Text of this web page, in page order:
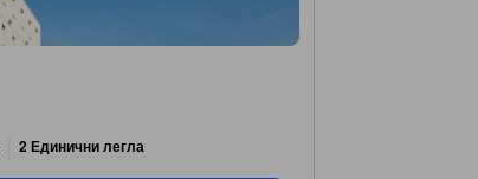
2 Единични легла